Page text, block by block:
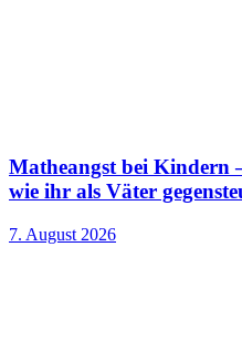
Matheangst bei Kindern
wie ihr als Väter
7. August 2026